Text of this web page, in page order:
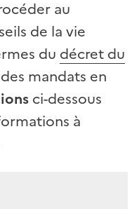
au
de la vie
du décret du
des mandats en
ci-dessous
à